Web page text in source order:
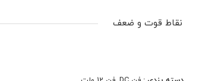
نقاط قوت و ضعف